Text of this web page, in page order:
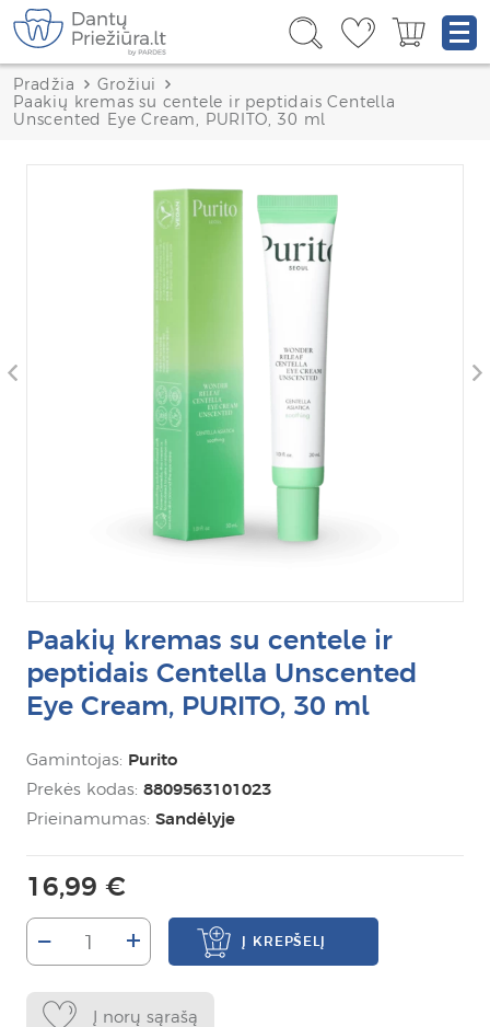
Pradžia
Grožiui
Paakių kremas su centele ir peptidais Centella
Unscented Eye Cream, PURITO, 30 ml
Paakių kremas su centele ir
peptidais Centella Unscented
Eye Cream, PURITO, 30 ml
Gamintojas: Purito
Prekės kodas: 8809563101023
Prieinamumas: Sandėlyje
16,99 €
– + Į KREPŠELĮ
Į norų sąrašą